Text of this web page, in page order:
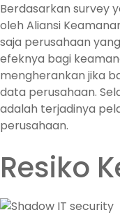
Berdasarkan survey
oleh Aliansi
saja perusahaan
efeknya bagi
mengherankan jika
data perusahaan.
adalah terjadinya
perusahaan.
Resiko